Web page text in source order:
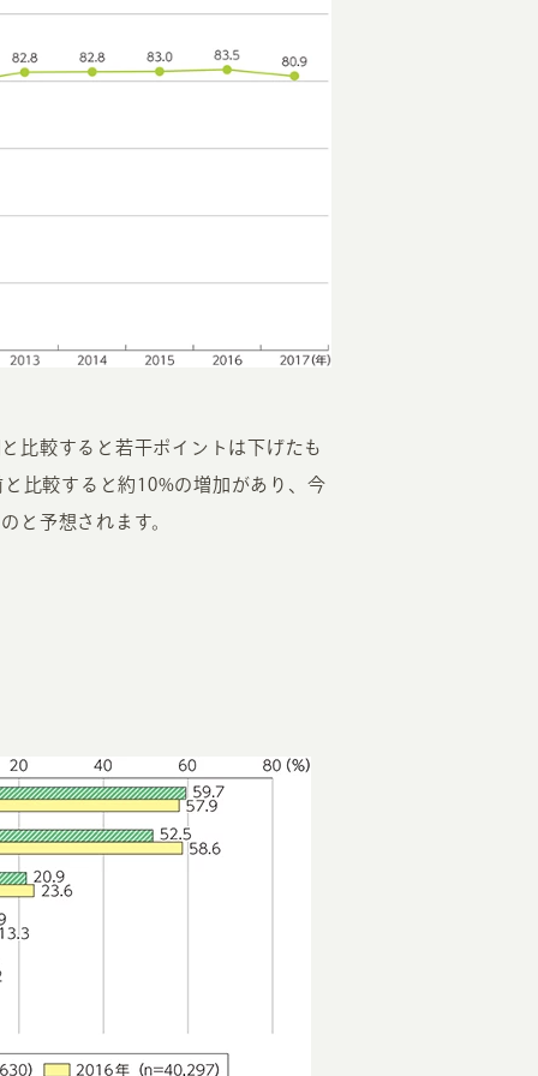
比較すると若干ポイントは下げたも
比較すると約10%の増加があり、今
と予想されます。